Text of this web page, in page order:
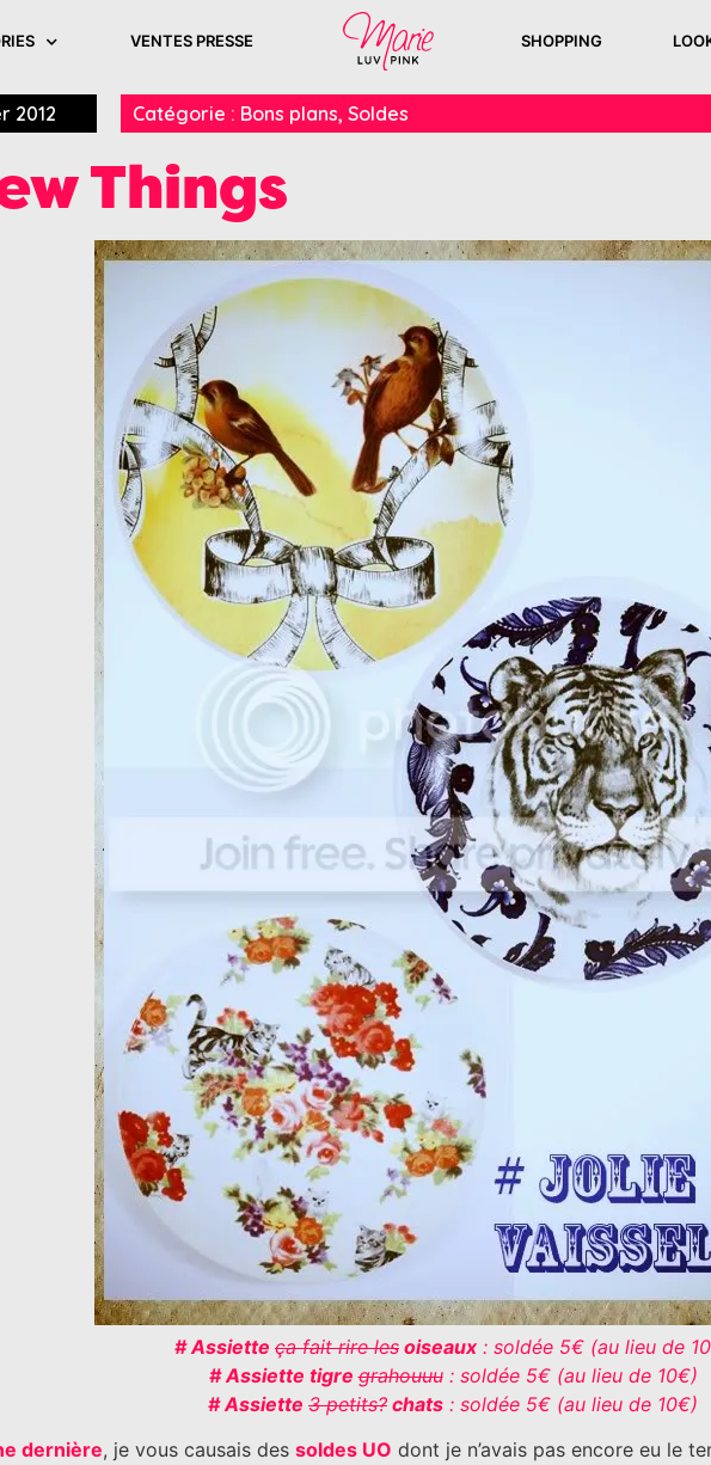
VENTES PRESSE SHOPPING
2012 Catégorie : Bons plans, Soldes
Things
# Assiette ça fait rire les oiseaux: soldée 5€ (au lieu de
# Assiette tigregrahouuu: soldée 5€ (au lieu de 10€)
# Assiette 3 petits? chats : soldée 5€ (au lieu de 10€)
dernière, je vous causais des soldes UO dont je n’avais pas encore eu le